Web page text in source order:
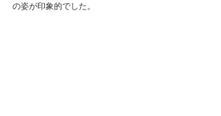
の姿が印象的でした。